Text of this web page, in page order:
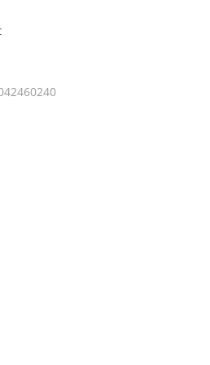
che si verifica
viene spostato da una
da 4,5 kW con
trasmissione, che fornisce
per svolgere
gli utensili motorizzati
posizione di lavoro per
di potenza e il calore.
viene eseguito in
dall'ingresso
dover capovolgere